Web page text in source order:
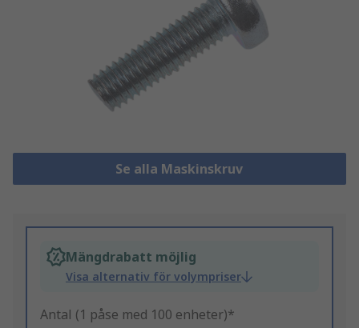
Se alla Maskinskruv
Mängdrabatt möjlig
Visa alternativ för volympriser
Antal (1 påse med 100 enheter)*